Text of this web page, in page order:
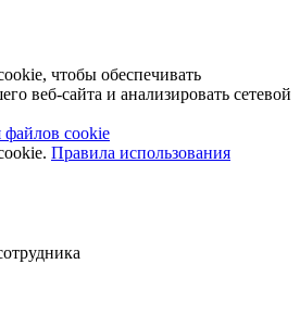
чтобы обеспечивать
веб-сайта и анализировать сетевой
файлов cookie
Правила использования